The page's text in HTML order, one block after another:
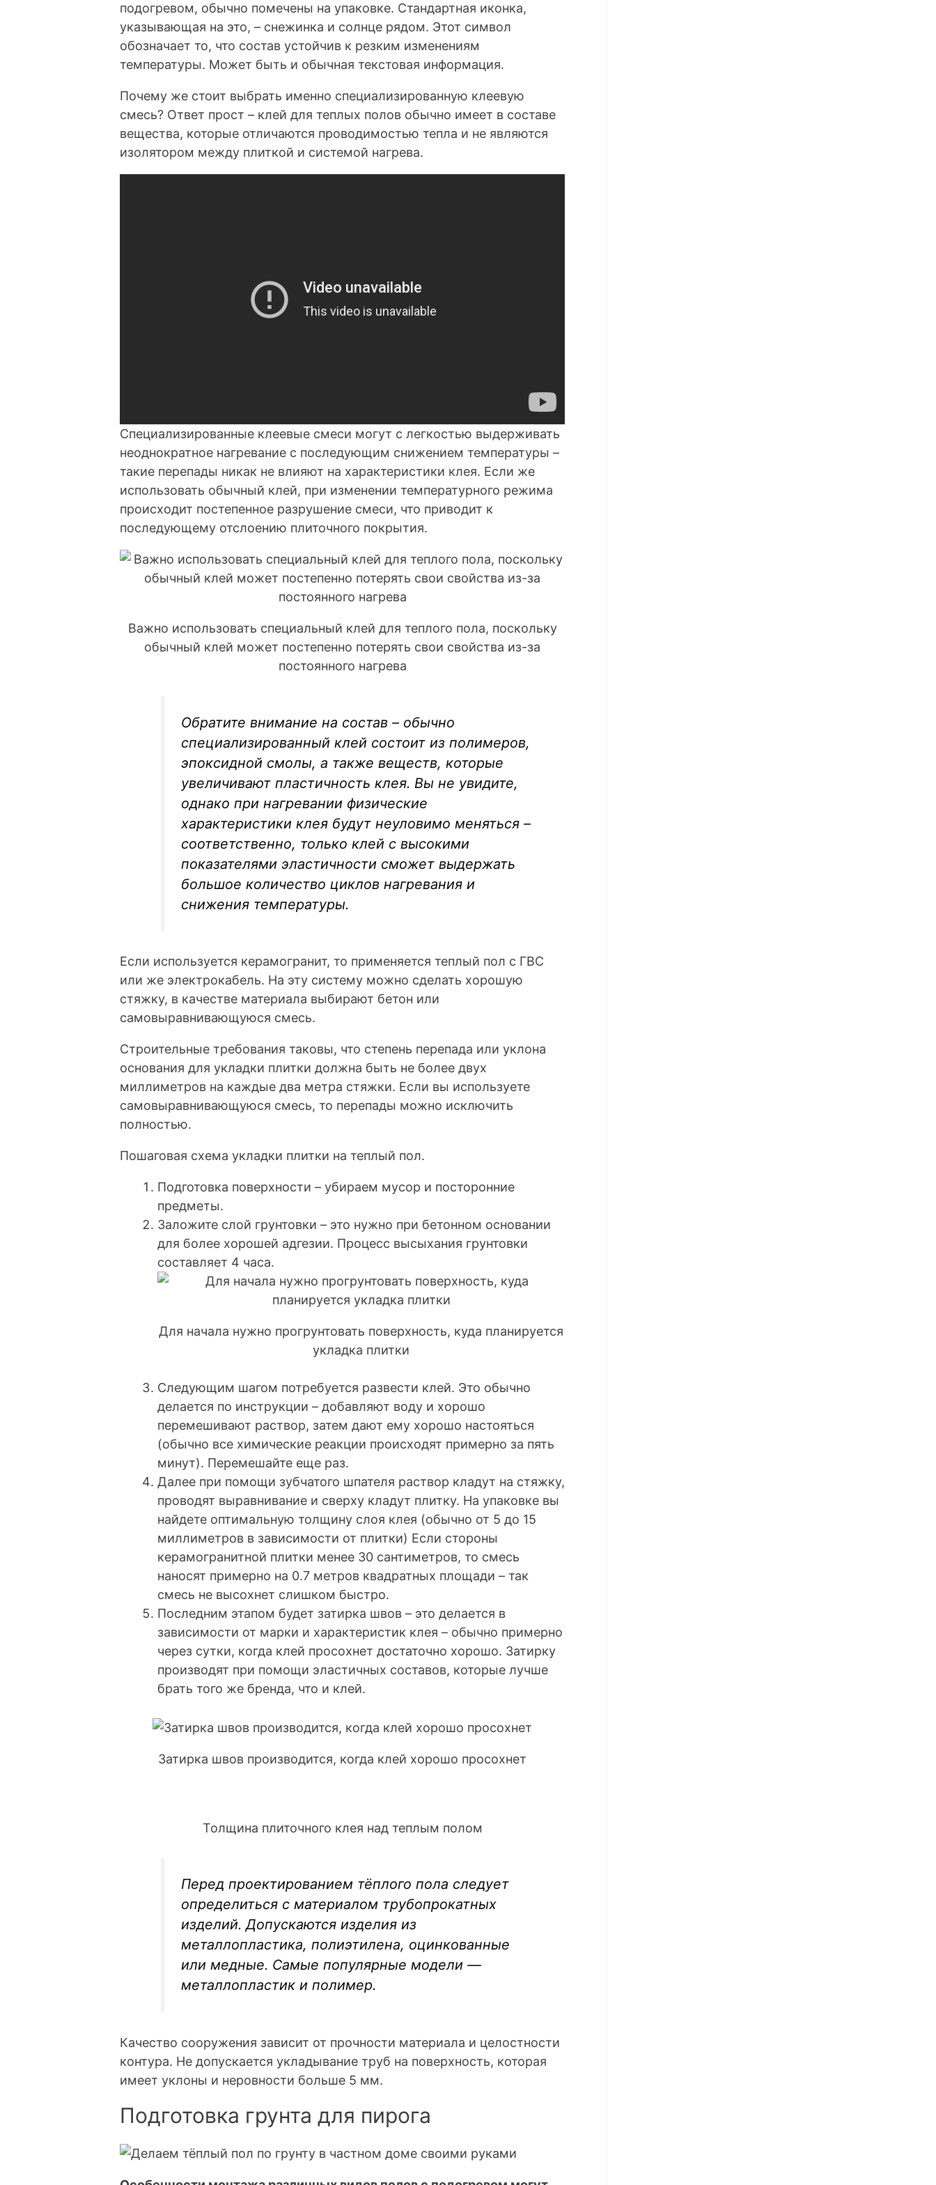
подогревом, обычно помечены на упаковке. Стандартная иконка,
указывающая на это, – снежинка и солнце рядом. Этот символ
обозначает то, что состав устойчив к резким изменениям
температуры. Может быть и обычная текстовая информация.
Почему же стоит выбрать именно специализированную клеевую
смесь? Ответ прост – клей для теплых полов обычно имеет в составе
вещества, которые отличаются проводимостью тепла и не являются
изолятором между плиткой и системой нагрева.
Специализированные клеевые смеси могут с легкостью выдерживать
неоднократное нагревание с последующим снижением температуры –
такие перепады никак не влияют на характеристики клея. Если же
использовать обычный клей, при изменении температурного режима
происходит постепенное разрушение смеси, что приводит к
последующему отслоению плиточного покрытия.
Важно использовать специальный клей для теплого пола, поскольку
обычный клей может постепенно потерять свои свойства из-за
постоянного нагрева
Обратите внимание на состав – обычно
специализированный клей состоит из полимеров,
эпоксидной смолы, а также веществ, которые
увеличивают пластичность клея. Вы не увидите,
однако при нагревании физические
характеристики клея будут неуловимо меняться –
соответственно, только клей с высокими
показателями эластичности сможет выдержать
большое количество циклов нагревания и
снижения температуры.
Если используется керамогранит, то применяется теплый пол с ГВС
или же электрокабель. На эту систему можно сделать хорошую
стяжку, в качестве материала выбирают бетон или
самовыравнивающуюся смесь.
Строительные требования таковы, что степень перепада или уклона
основания для укладки плитки должна быть не более двух
миллиметров на каждые два метра стяжки. Если вы используете
самовыравнивающуюся смесь, то перепады можно исключить
полностью.
Пошаговая схема укладки плитки на теплый пол.
Подготовка поверхности – убираем мусор и посторонние
предметы.
Заложите слой грунтовки – это нужно при бетонном основании
для более хорошей адгезии. Процесс высыхания грунтовки
составляет 4 часа.
Для начала нужно прогрунтовать поверхность, куда планируется
укладка плитки
Следующим шагом потребуется развести клей. Это обычно
делается по инструкции – добавляют воду и хорошо
перемешивают раствор, затем дают ему хорошо настояться
(обычно все химические реакции происходят примерно за пять
минут). Перемешайте еще раз.
Далее при помощи зубчатого шпателя раствор кладут на стяжку,
проводят выравнивание и сверху кладут плитку. На упаковке вы
найдете оптимальную толщину слоя клея (обычно от 5 до 15
миллиметров в зависимости от плитки) Если стороны
керамогранитной плитки менее 30 сантиметров, то смесь
наносят примерно на 0.7 метров квадратных площади – так
смесь не высохнет слишком быстро.
Последним этапом будет затирка швов – это делается в
зависимости от марки и характеристик клея – обычно примерно
через сутки, когда клей просохнет достаточно хорошо. Затирку
производят при помощи эластичных составов, которые лучше
брать того же бренда, что и клей.
Затирка швов производится, когда клей хорошо просохнет
Толщина плиточного клея над теплым полом
Перед проектированием тёплого пола следует
определиться с материалом трубопрокатных
изделий. Допускаются изделия из
металлопластика, полиэтилена, оцинкованные
или медные. Самые популярные модели —
металлопластик и полимер.
Качество сооружения зависит от прочности материала и целостности
контура. Не допускается укладывание труб на поверхность, которая
имеет уклоны и неровности больше 5 мм.
Подготовка грунта для пирога